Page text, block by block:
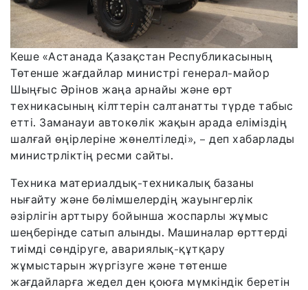
Кеше «Астанада Қазақстан Республикасының
Төтенше жағдайлар министрі генерал-майор
Шыңғыс Әрінов жаңа арнайы және өрт
техникасының кілттерін салтанатты түрде табыс
етті. Заманауи автокөлік жақын арада еліміздің
шалғай өңірлеріне жөнелтіледі», – деп хабарлады
министрліктің ресми сайты.
Техника материалдық-техникалық базаны
нығайту және бөлімшелердің жауынгерлік
әзірлігін арттыру бойынша жоспарлы жұмыс
шеңберінде сатып алынды. Машиналар өрттерді
тиімді сөндіруге, авариялық-құтқару
жұмыстарын жүргізуге және төтенше
жағдайларға жедел ден қоюға мүмкіндік беретін